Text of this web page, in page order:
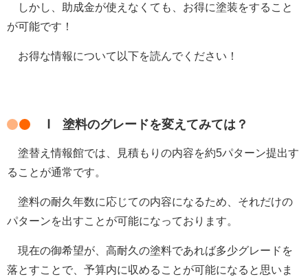
しかし、助成金が使えなくても、お得に塗装をすること
が可能です！
お得な情報について以下を読んでください！
Ⅰ 塗料のグレードを変えてみては？
塗替え情報館では、見積もりの内容を約5パターン提出す
ることが通常です。
塗料の耐久年数に応じての内容になるため、それだけの
パターンを出すことが可能になっております。
現在の御希望が、高耐久の塗料であれば多少グレードを
落とすことで、予算内に収めることが可能になると思いま